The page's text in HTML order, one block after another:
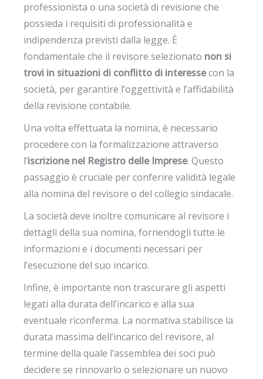
professionista o una società di revisione che
possieda i requisiti di professionalità e
indipendenza previsti dalla legge. È
fondamentale che il revisore selezionato non si
trovi in situazioni di conflitto di interessecon la
società, per garantire l’oggettività e l’affidabilità
della revisione contabile.
Una volta effettuata la nomina, è necessario
procedere con la formalizzazione attraverso
l’iscrizione nel Registro delle Imprese. Questo
passaggio è cruciale per conferire validità legale
alla nomina del revisore o del collegio sindacale.
La società deve inoltre comunicare al revisore i
dettagli della sua nomina, fornendogli tutte le
informazioni e i documenti necessari per
l’esecuzione del suo incarico.
Infine, è importante non trascurare gli aspetti
legati alla durata dell’incarico e alla sua
eventuale riconferma. La normativa stabilisce la
durata massima dell’incarico del revisore, al
termine della quale l’assemblea dei soci può
decidere se rinnovarlo o selezionare un nuovo